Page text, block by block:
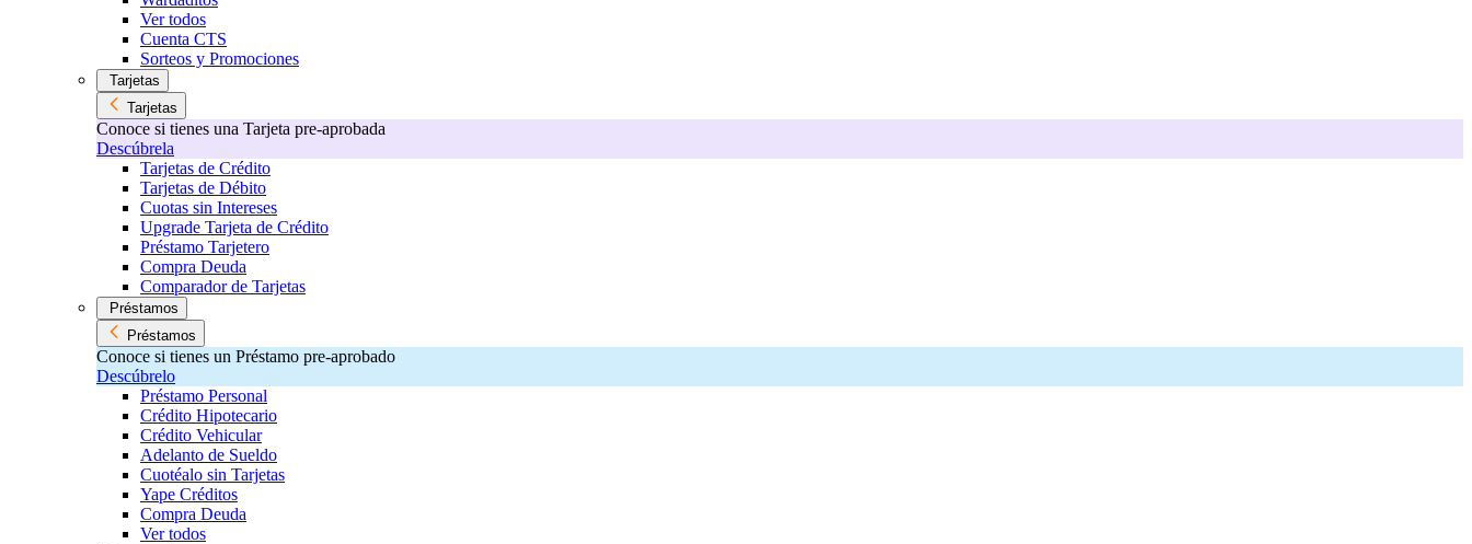
Ver todos
Cuenta CTS
Sorteos y Promociones
Tarjetas
Tarjetas
Conoce si tienes una Tarjeta pre-aprobada
Descúbrela
Tarjetas de Crédito
Tarjetas de Débito
Cuotas sin Intereses
Upgrade Tarjeta de Crédito
Préstamo Tarjetero
Compra Deuda
Comparador de Tarjetas
Préstamos
Préstamos
Conoce si tienes un Préstamo pre-aprobado
Descúbrelo
Préstamo Personal
Crédito Hipotecario
Crédito Vehicular
Adelanto de Sueldo
Cuotéalo sin Tarjetas
Yape Créditos
Compra Deuda
Ver todos